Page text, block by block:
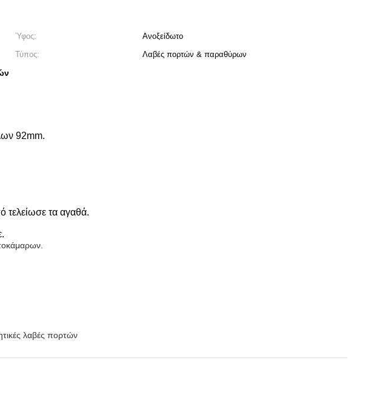
Ύφος:
Ανοξείδωτο
Τύπος:
Λαβές πορτών & παραθύρων
92mm.
τελείωσε τα αγαθά.
λαβές πορτών